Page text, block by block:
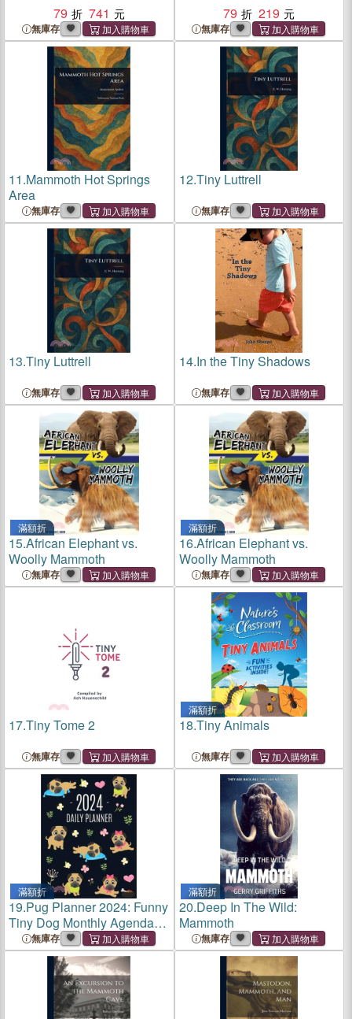
79
741
無庫存
79
219
無庫存
11.Mammoth Hot Springs
Area
無庫存
12.Tiny Luttrell
無庫存
13.Tiny Luttrell
無庫存
14.In the Tiny Shadows
無庫存
滿額折
15.African Elephant vs.
Woolly Mammoth
無庫存
滿額折
16.African Elephant vs.
Woolly Mammoth
無庫存
17.Tiny Tome 2
無庫存
滿額折
18.Tiny Animals
無庫存
滿額折
19.Pug Planner 2024: Funny
Tiny Dog Monthly Agenda
January-December
Organizer (12 Months) Cute
Canine Puppy Pet
Scheduler with Flowers & Pr
無庫存
滿額折
20.Deep In The Wild:
Mammoth
無庫存